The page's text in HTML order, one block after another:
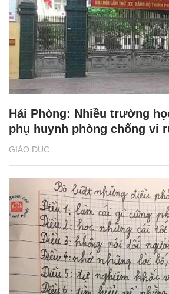
GIÁO DỤC
Hải Phòng: Nhiều trường
phụ huynh phòng chống vi